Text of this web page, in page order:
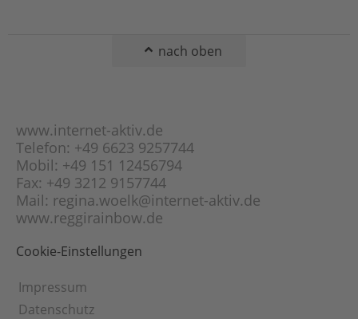
nach oben
www.internet-aktiv.de
Telefon: +49 6623 9257744
Mobil: +49 151 12456794
Fax: +49 3212 9157744
Mail: regina.woelk@internet-aktiv.de
www.reggirainbow.de
Cookie-Einstellungen
Impressum
Datenschutz